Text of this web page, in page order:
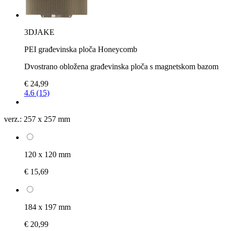
3DJAKE
PEI građevinska ploča Honeycomb
Dvostrano obložena građevinska ploča s magnetskom bazom
€ 24,99
4.6 (15)
verz.: 257 x 257 mm
120 x 120 mm
€ 15,69
184 x 197 mm
€ 20,99